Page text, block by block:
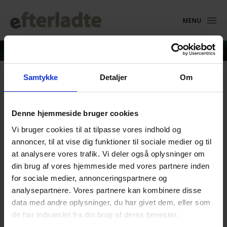
Samtykke Detaljer Om
Denne hjemmeside bruger cookies
Vi bruger cookies til at tilpasse vores indhold og
annoncer, til at vise dig funktioner til sociale medier og til
at analysere vores trafik. Vi deler også oplysninger om
din brug af vores hjemmeside med vores partnere inden
for sociale medier, annonceringspartnere og
analysepartnere. Vores partnere kan kombinere disse
data med andre oplysninger, du har givet dem, eller som
de har indsamlet fra din brug af deres tjenester.
MENU
Line_Bundgaard
7. juli 2019